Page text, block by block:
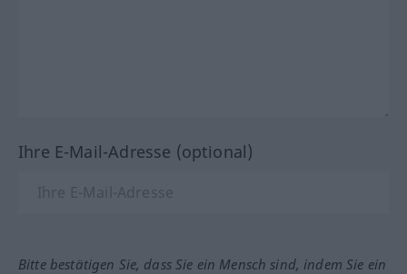
Ihre E-Mail-Adresse (optional)
Bitte bestätigen Sie, dass Sie ein Mensch sind, indem Sie ein